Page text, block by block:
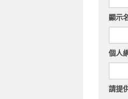
顯示
個人
請提